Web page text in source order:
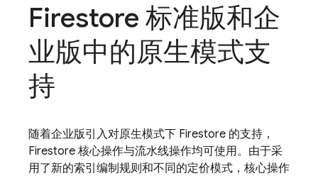
Firestore 标准版和企
业版中的原生模式支
持
随着企业版引入对原生模式下 Firestore 的支持，
Firestore 核心操作与流水线操作均可使用。由于采
用了新的索引编制规则和不同的定价模式，核心操作